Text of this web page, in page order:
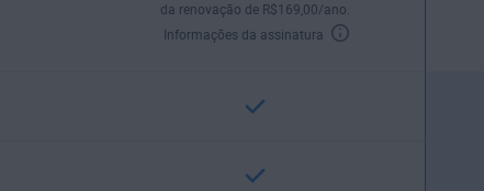
da renovação de R$169 ,00/ano.
Informações da assinatura